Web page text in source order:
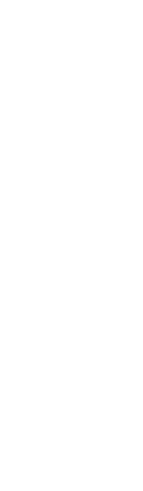
, サイズ: L